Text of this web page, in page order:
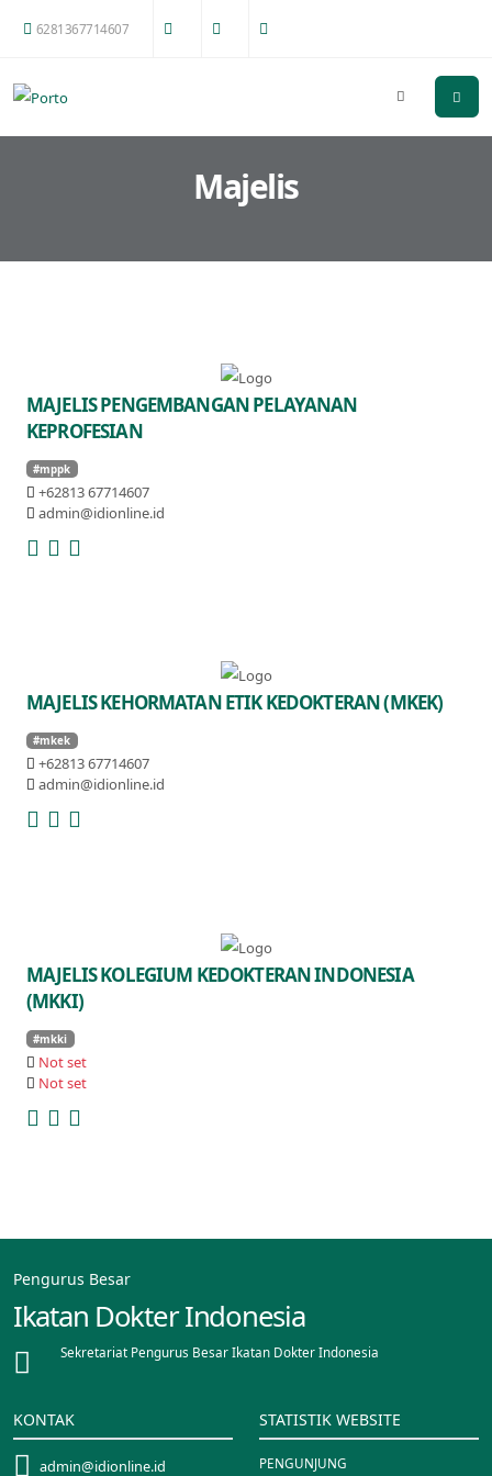
6281367714607
Majelis
MAJELIS PENGEMBANGAN PELAYANAN
KEPROFESIAN
#mppk
+62813 67714607
admin@idionline.id
MAJELIS KEHORMATAN ETIK KEDOKTERAN (MKEK)
#mkek
+62813 67714607
admin@idionline.id
MAJELIS KOLEGIUM KEDOKTERAN INDONESIA
(MKKI)
#mkki
Not set
Not set
Pengurus Besar
Ikatan Dokter Indonesia
Sekretariat Pengurus Besar Ikatan Dokter Indonesia
KONTAK
admin@idionline.id
STATISTIK WEBSITE
PENGUNJUNG